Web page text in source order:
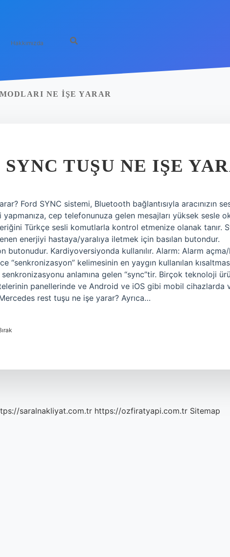
Hakkımızda
NE IŞE YARAR
TUŞU NE IŞE
Ford SYNC sistemi, Bluetooth bağlantısıyla aracınızın
cep telefonunuza gelen mesajları yüksek sesle
Türkçe sesli komutlarla kontrol etmenize olanak tanır.
enerjiyi hastaya/yaralıya iletmek için basılan butondur.
butonudur. Kardiyoversiyonda kullanılır. Alarm: Alarm
“senkronizasyon” kelimesinin en yaygın kullanılan
anlamına gelen “sync”tir. Birçok teknoloji
panellerinde ve Android ve iOS gibi mobil cihazlarda
rest tuşu ne işe yarar? Ayrıca…
saralnakliyat.com.tr https://ozfiratyapi.com.tr Sitemap